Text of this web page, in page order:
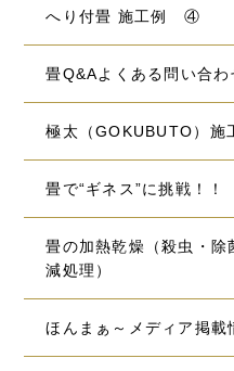
へり付畳 施工例 ④
畳Q&Aよくある問い合わ
極太（GOKUBUTO）施
畳で“ギネス”に挑戦！！
畳の加熱乾燥（殺虫・除
減処理）
ほんまぁ～メディア掲載